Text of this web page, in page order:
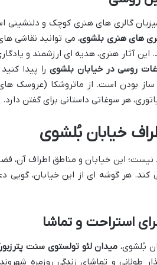
گالری های هنری کوچک و دلنشینی
های هنری بلشوی، می توانید نقاشی
این آثار هنری، هدیه ای ارزشمند و
روسی در خیابان بلشویرا پیدا
ساز بودن است. از ماتروشکا (عروسک
هر سوغاتی داستانی برای گفتن دارد.
خیابان بُلشوی
نیست؛ این خیابان و مناطق اطراف آن،
کند. هر گوشه ای از این خیابان،
استراحت و تماشا
بُلشوی، میدان لئو تولستوی سنت
طولانی و تماشای زندگی روزمره